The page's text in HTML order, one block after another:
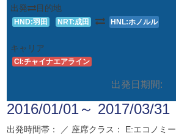
出発 目的地
HND:羽田 NRT:成田 HNL:ホノルル
キャリア
CI:チャイナエアライン
出発日期間:
2016/01/01～ 2017/03/31
出発時間帯： ／ 座席クラス： E:エコノミー